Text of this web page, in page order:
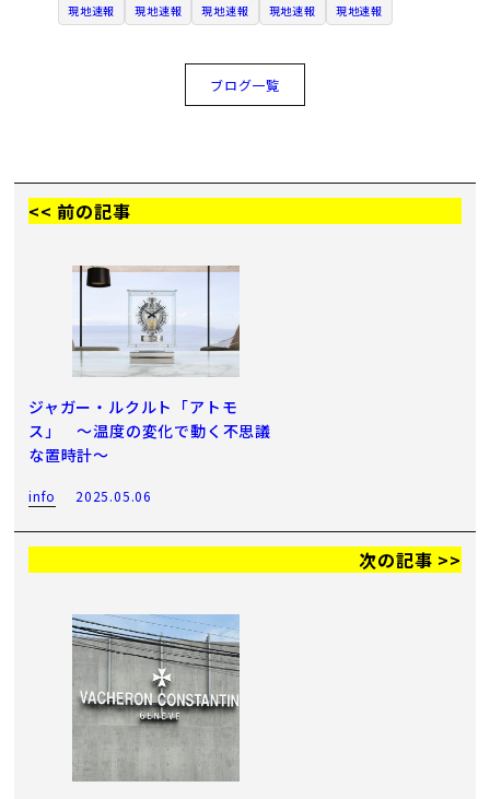
現地速報 現地速報 現地速報 現地速報 現地速報
ブログ一覧
<< 前の記事
ジャガー・ルクルト「アトモ
ス」 ～温度の変化で動く不思議
な置時計～
info 2025.05.06
次の記事 >>